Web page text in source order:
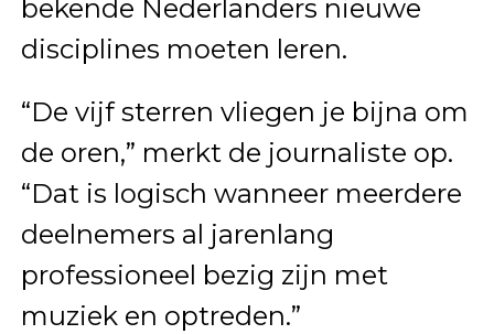
bekende Nederlanders nieuwe
disciplines moeten leren.
“De vijf sterren vliegen je bijna om
de oren,” merkt de journaliste op.
“Dat is logisch wanneer meerdere
deelnemers al jarenlang
professioneel bezig zijn met
muziek en optreden.”